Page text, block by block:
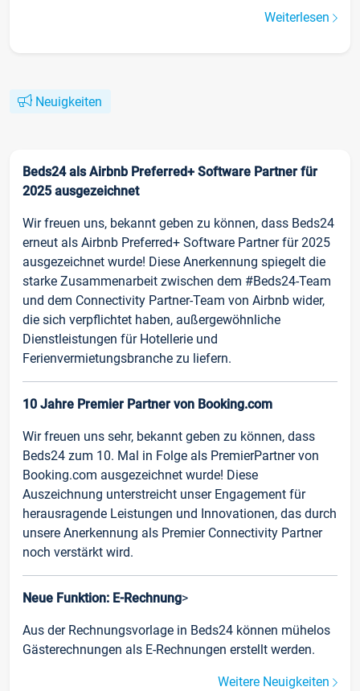
Weiterlesen
Neuigkeiten
Beds24 als Airbnb Preferred+ Software Partner für
2025 ausgezeichnet
Wir freuen uns, bekannt geben zu können, dass Beds24
erneut als Airbnb Preferred+ Software Partner für 2025
ausgezeichnet wurde! Diese Anerkennung spiegelt die
starke Zusammenarbeit zwischen dem #Beds24-Team
und dem Connectivity Partner-Team von Airbnb wider,
die sich verpflichtet haben, außergewöhnliche
Dienstleistungen für Hotellerie und
Ferienvermietungsbranche zu liefern.
10 Jahre Premier Partner von Booking.com
Wir freuen uns sehr, bekannt geben zu können, dass
Beds24 zum 10. Mal in Folge als PremierPartner von
Booking.com ausgezeichnet wurde! Diese
Auszeichnung unterstreicht unser Engagement für
herausragende Leistungen und Innovationen, das durch
unsere Anerkennung als Premier Connectivity Partner
noch verstärkt wird.
Neue Funktion: E-Rechnung>
Aus der Rechnungsvorlage in Beds24 können mühelos
Gästerechnungen als E-Rechnungen erstellt werden.
Weitere Neuigkeiten